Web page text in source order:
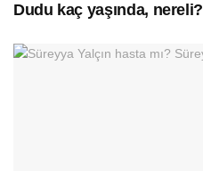
Dudu kaç yaşında, nereli?